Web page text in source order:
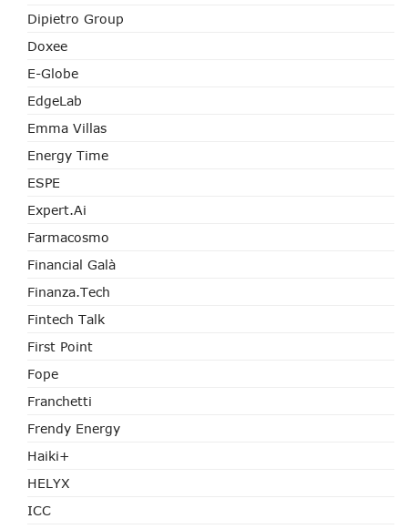
Dipietro Group
Doxee
E-Globe
EdgeLab
Emma Villas
Energy Time
ESPE
Expert.ai
Farmacosmo
Financial Galà
Finanza.tech
Fintech Talk
First Point
Fope
Franchetti
Frendy Energy
Haiki+
HELYX
ICC